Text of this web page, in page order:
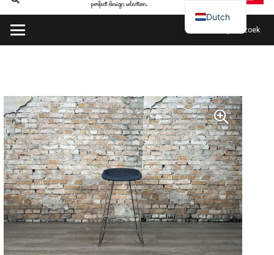
Plan mijn bezoek
Dutch